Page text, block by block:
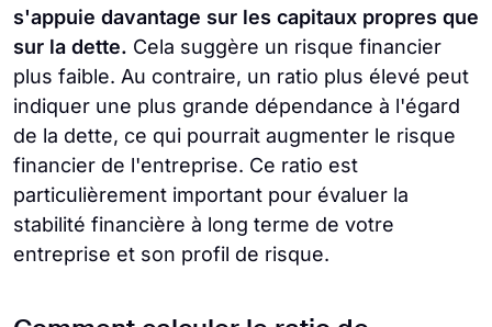
s'appuie davantage sur les capitaux propres que
sur la dette. Cela suggère un risque financier
plus faible. Au contraire, un ratio plus élevé peut
indiquer une plus grande dépendance à l'égard
de la dette, ce qui pourrait augmenter le risque
financier de l'entreprise. Ce ratio est
particulièrement important pour évaluer la
stabilité financière à long terme de votre
entreprise et son profil de risque.